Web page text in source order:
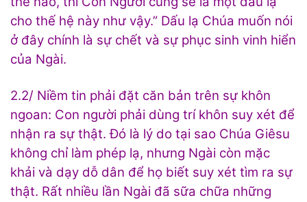
cho thế hệ này như vậy.” Dấu lạ Chúa muốn nói
ở đây chính là sự chết và sự phục sinh vinh hiển
của Ngài.
2.2/ Niềm tin phải đặt căn bản trên sự khôn
ngoan: Con người phải dùng trí khôn suy xét để
nhận ra sự thật. Đó là lý do tại sao Chúa Giêsu
không chỉ làm phép lạ, nhưng Ngài còn mặc
khải và dạy dỗ dân để họ biết suy xét tìm ra sự
thật. Rất nhiều lần Ngài đã sữa chữa những